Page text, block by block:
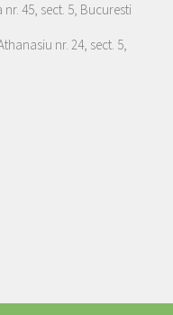
45, sect. 5, Bucuresti
nr. 24, sect. 5,